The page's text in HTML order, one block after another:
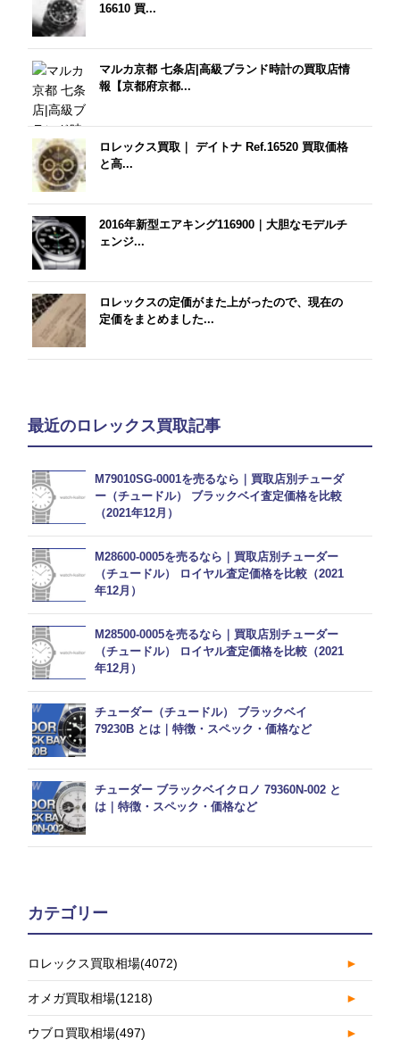
16610 買...
マルカ京都 七条店|高級ブランド時計の買取店情
報【京都府京都...
ロレックス買取｜ デイトナ Ref.16520 買取価格
と高...
2016年新型エアキング116900｜大胆なモデルチ
ェンジ...
ロレックスの定価がまた上がったので、現在の
定価をまとめました...
最近のロレックス買取記事
M79010SG-0001を売るなら｜買取店別チューダ
ー（チュードル） ブラックベイ査定価格を比較
（2021年12月）
M28600-0005を売るなら｜買取店別チューダー
（チュードル） ロイヤル査定価格を比較（2021
年12月）
M28500-0005を売るなら｜買取店別チューダー
（チュードル） ロイヤル査定価格を比較（2021
年12月）
チューダー（チュードル） ブラックベイ
79230B とは｜特徴・スペック・価格など
チューダー ブラックベイクロノ 79360N-002 と
は｜特徴・スペック・価格など
カテゴリー
ロレックス買取相場(4072) ►
オメガ買取相場(1218) ►
ウブロ買取相場(497) ►